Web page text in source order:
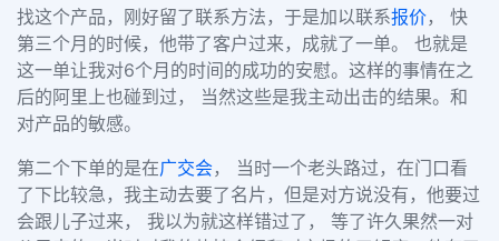
找这个产品，刚好留了联系方法，于是加以联系报价， 快
第三个月的时候，他带了客户过来，成就了一单。 也就是
这一单让我对6个月的时间的成功的安慰。这样的事情在之
后的阿里上也碰到过， 当然这些是我主动出击的结果。和
对产品的敏感。
第二个下单的是在广交会， 当时一个老头路过，在门口看
了下比较急，我主动去要了名片，但是对方说没有，他要过
会跟儿子过来， 我以为就这样错过了， 等了许久果然一对